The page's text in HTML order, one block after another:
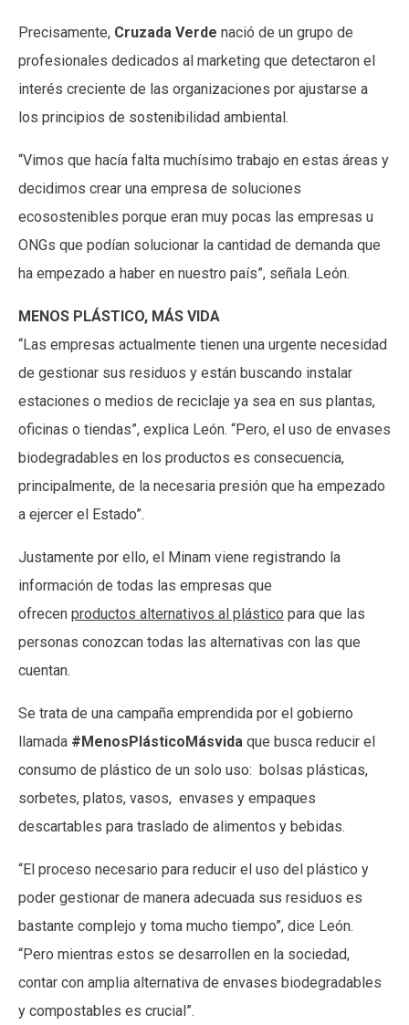
Precisamente, Cruzada Verde nació de un grupo de
profesionales dedicados al marketing que detectaron el
interés creciente de las organizaciones por ajustarse a
los principios de sostenibilidad ambiental.
“Vimos que hacía falta muchísimo trabajo en estas áreas y
decidimos crear una empresa de soluciones
ecosostenibles porque eran muy pocas las empresas u
ONGs que podían solucionar la cantidad de demanda que
ha empezado a haber en nuestro país”, señala León.
MENOS PLÁSTICO, MÁS VIDA
“Las empresas actualmente tienen una urgente necesidad
de gestionar sus residuos y están buscando instalar
estaciones o medios de reciclaje ya sea en sus plantas,
oficinas o tiendas”, explica León. “Pero, el uso de envases
biodegradables en los productos es consecuencia,
principalmente, de la necesaria presión que ha empezado
a ejercer el Estado”.
Justamente por ello, el Minam viene registrando la
información de todas las empresas que
ofrecen productos alternativos al plástico para que las
personas conozcan todas las alternativas con las que
cuentan.
Se trata de una campaña emprendida por el gobierno
llamada #MenosPlásticoMásvida que busca reducir el
consumo de plástico de un solo uso: bolsas plásticas,
sorbetes, platos, vasos, envases y empaques
descartables para traslado de alimentos y bebidas.
“El proceso necesario para reducir el uso del plástico y
poder gestionar de manera adecuada sus residuos es
bastante complejo y toma mucho tiempo”, dice León.
“Pero mientras estos se desarrollen en la sociedad,
contar con amplia alternativa de envases biodegradables
y compostables es crucial”.